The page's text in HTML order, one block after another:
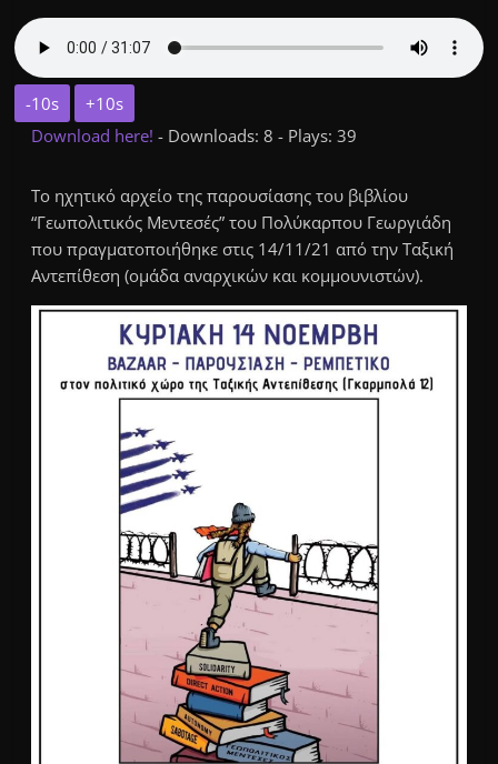
-10s
+10s
Download here!- Downloads: 8 - Plays: 39
Το ηχητικό αρχείο της παρουσίασης του βιβλίου
“Γεωπολιτικός Μεντεσές” του Πολύκαρπου Γεωργιάδη
που πραγματοποιήθηκε στις 14/11/21 από την Ταξική
Αντεπίθεση (ομάδα αναρχικών και κομμουνιστών).